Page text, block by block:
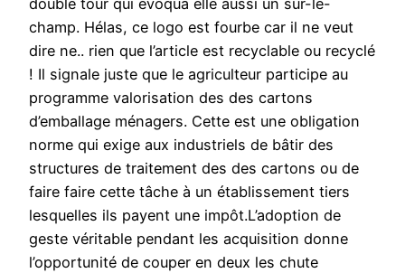
double tour qui évoqua elle aussi un sur-le-
champ. Hélas, ce logo est fourbe car il ne veut
dire ne.. rien que l’article est recyclable ou recyclé
! Il signale juste que le agriculteur participe au
programme valorisation des des cartons
d’emballage ménagers. Cette est une obligation
norme qui exige aux industriels de bâtir des
structures de traitement des des cartons ou de
faire faire cette tâche à un établissement tiers
lesquelles ils payent une impôt.L’adoption de
geste véritable pendant les acquisition donne
l’opportunité de couper en deux les chute